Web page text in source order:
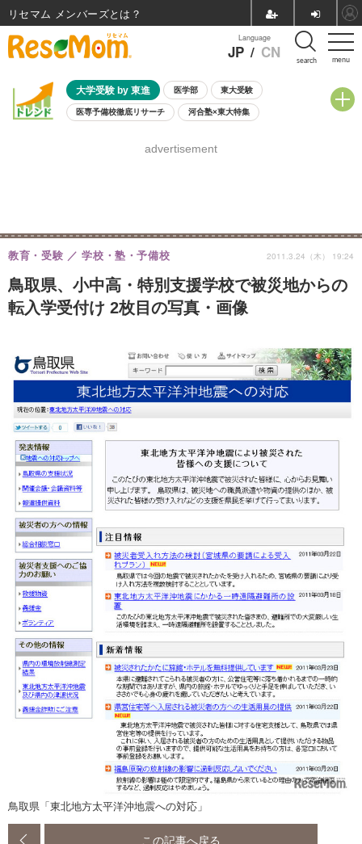
menu
Language
JP / CN search
大学受験 by 東進 医学部 東大受験
医専予備校徹底リサーチ 河合塾×東大特集
8月開催学校説明会・相談会
advertisement
鳥取県、小中高・特別支援学校で被災地からの
転入学受付け 2枚目の写真・画像
教育・受験 学校・塾・予備校 2011.3.24（木） 19:24
鳥取県「東北地方太平洋沖地震への対応」
この記事へ戻る
リセマム メンバーズ